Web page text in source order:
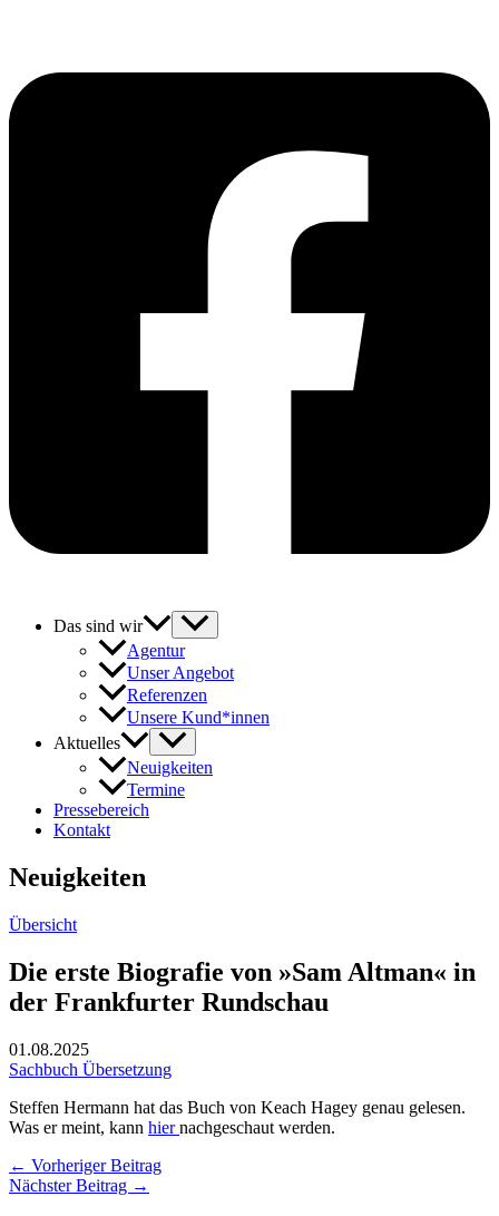
Das sind wir
Agentur
Unser Angebot
Referenzen
Unsere Kund*innen
Aktuelles
Neuigkeiten
Termine
Pressebereich
Kontakt
Neuigkeiten
Übersicht
Die erste Biografie von »Sam Altman« in
der Frankfurter Rundschau
01.08.2025
Sachbuch Übersetzung
Steffen Hermann hat das Buch von Keach Hagey genau gelesen.
Was er meint, kann hiernachgeschaut werden.
← Vorheriger Beitrag
Nächster Beitrag →